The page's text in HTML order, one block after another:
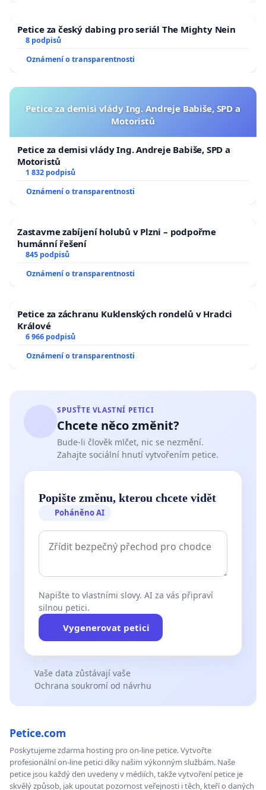
Petice za český dabing pro seriál The Mighty Nein
8 podpisů
Oznámení o transparentnosti
Petice za demisi vlády Ing. Andreje Babiše, SPD a
Motoristů
Petice za demisi vlády Ing. Andreje Babiše, SPD a
Motoristů
1 832 podpisů
Oznámení o transparentnosti
Zastavme zabíjení holubů v Plzni – podpořme
humánní řešení
845 podpisů
Oznámení o transparentnosti
Petice za záchranu Kuklenských rondelů v Hradci
Králové
6 966 podpisů
Oznámení o transparentnosti
SPUSŤTE VLASTNÍ PETICI
Chcete něco změnit?
Bude-li člověk mlčet, nic se nezmění.
Zahajte sociální hnutí vytvořením petice.
Popište změnu, kterou chcete vidět
Poháněno AI
Napište to vlastními slovy. AI za vás připraví
silnou petici.
Vygenerovat petici
Vaše data zůstávají vaše
Ochrana soukromí od návrhu
Petice.com
Poskytujeme zdarma hosting pro on-line petice. Vytvořte
profesionální on-line petici díky našim výkonným službám. Naše
petice jsou každý den uvedeny v médiích, takže vytvoření petice je
skvělý způsob, jak upoutat pozornost veřejnosti i těch, kteří o daných